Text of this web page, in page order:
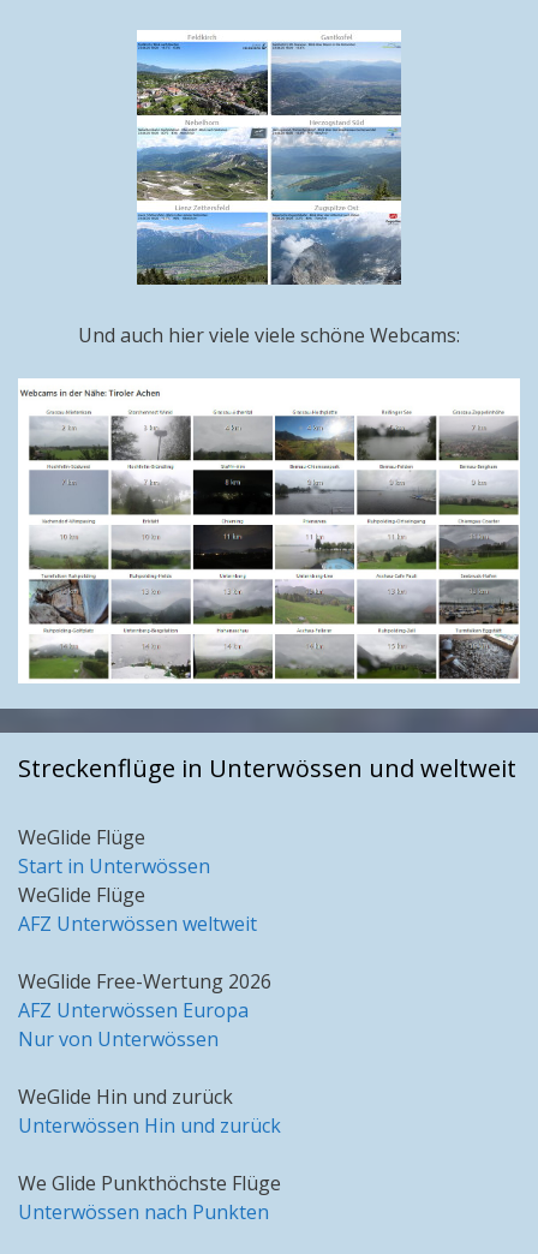
Und auch hier viele viele schöne Webcams:
Streckenflüge in Unterwössen und weltweit
WeGlide Flüge
Start in Unterwössen
WeGlide Flüge
AFZ Unterwössen weltweit
WeGlide Free-Wertung 2026
AFZ Unterwössen Europa
Nur von Unterwössen
WeGlide Hin und zurück
Unterwössen Hin und zurück
We Glide Punkthöchste Flüge
Unterwössen nach Punkten